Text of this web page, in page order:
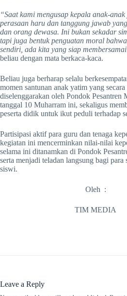
“Saat kami mengusap kepala anak-
perasaan haru dan tanggung jawab
dan orang dewasa. Ini bukan sekadar
tapi juga bentuk penguatan moral
sendiri, ada kita yang siap
beliau dengan mata berkaca-kaca.
Beliau juga berharap selalu
momen santunan anak yatim yang
diselenggarakan oleh Pondok Pesantren
tanggal 10 Muharram ini, sekaligus
peserta didik untuk ikut peduli terhadap
Partisipasi aktif para guru dan tenaga
kegiatan ini mencerminkan nilai-nilai
selama ini ditanamkan di Pondok
serta menjadi teladan langsung bagi para
siswi.
Oleh :
TIM MEDIA
Leave a Reply